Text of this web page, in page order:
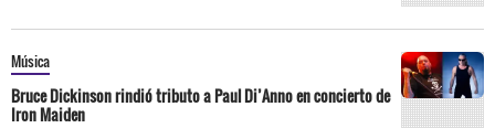
Música
Bruce Dickinson rindió tributo a Paul Di’Anno en concierto de
Iron Maiden